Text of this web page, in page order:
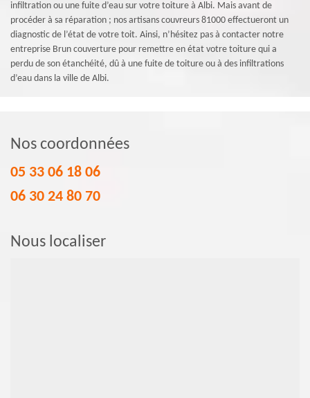
infiltration ou une fuite d’eau sur votre toiture à Albi. Mais avant de
procéder à sa réparation ; nos artisans couvreurs 81000 effectueront un
diagnostic de l’état de votre toit. Ainsi, n’hésitez pas à contacter notre
entreprise Brun couverture pour remettre en état votre toiture qui a
perdu de son étanchéité, dû à une fuite de toiture ou à des infiltrations
d’eau dans la ville de Albi.
Nos coordonnées
05 33 06 18 06
06 30 24 80 70
Nous localiser